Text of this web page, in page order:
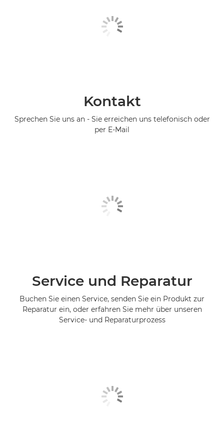
Kontakt
Sprechen Sie uns an - Sie erreichen uns telefonisch oder
per E-Mail
Service und Reparatur
Buchen Sie einen Service, senden Sie ein Produkt zur
Reparatur ein, oder erfahren Sie mehr über unseren
Service- und Reparaturprozess